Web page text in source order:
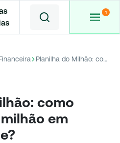
Planilha do Milhão: como alcançar R$ 1 milhão em tempo recorde?
como
em